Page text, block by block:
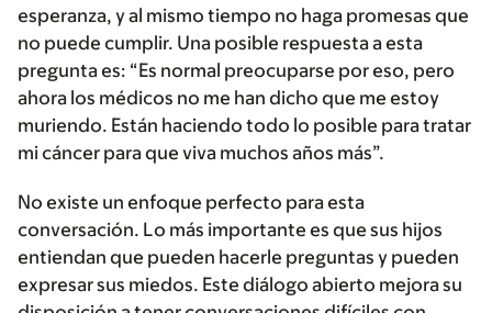
esperanza, y al mismo tiempo no haga promesas que
no puede cumplir. Una posible respuesta a esta
pregunta es: “Es normal preocuparse por eso, pero
ahora los médicos no me han dicho que me estoy
muriendo. Están haciendo todo lo posible para tratar
mi cáncer para que viva muchos años más”.
No existe un enfoque perfecto para esta
conversación. Lo más importante es que sus hijos
entiendan que pueden hacerle preguntas y pueden
expresar sus miedos. Este diálogo abierto mejora su